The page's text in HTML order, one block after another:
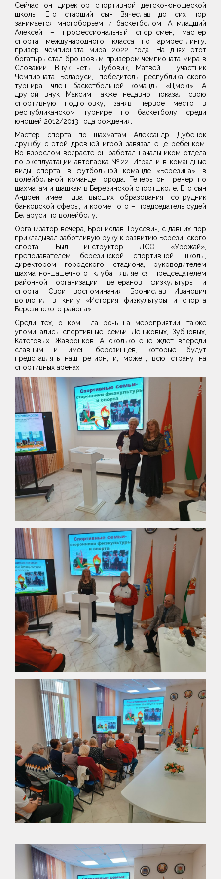
Сейчас он директор спортивной детско-юношеской
школы. Его старший сын Вячеслав до сих пор
занимается многоборьем и баскетболом. А младший
Алексей – профессиональный спортсмен, мастер
спорта международного класса по армрестлингу,
призер чемпионата мира 2022 года. На днях этот
богатырь стал бронзовым призером чемпионата мира в
Словакии. Внук четы Дубовик, Матвей – участник
Чемпионата Беларуси, победитель республиканского
турнира, член баскетбольной команды «Цмокі». А
другой внук Максим также недавно показал свою
спортивную подготовку, заняв первое место в
республиканском турнире по баскетболу среди
юношей 2012/2013 года рождения.
Мастер спорта по шахматам Александр Дубенок
дружбу с этой древней игрой завязал еще ребенком.
Во взрослом возрасте он работал начальником отдела
по эксплуатации автопарка №22. Играл и в командные
виды спорта: в футбольной команде «Березина», в
волейбольной команде города. Теперь он тренер по
шахматам и шашкам в Березинской спортшколе. Его сын
Андрей имеет два высших образования, сотрудник
банковской сферы, и кроме того – председатель судей
Беларуси по волейболу.
Организатор вечера, Бронислав Трусевич, с давних пор
прикладывал заботливую руку к развитию Березинского
спорта. Был инструктор ДСО «Урожай»,
преподавателем березинской спортивной школы,
директором городского стадиона, руководителем
шахматно-шашечного клуба, является председателем
районной организации ветеранов физкультуры и
спорта. Свои воспоминания Бронислав Иванович
воплотил в книгу «История физкультуры и спорта
Березинского района».
Среди тех, о ком шла речь на мероприятии, также
упоминались спортивные семьи Леньковых, Зубцовых,
Категовых, Жавронков. А сколько еще ждет впереди
славным и имен березинцев, которые будут
представлять наш регион, и, может, всю страну на
спортивных аренах.